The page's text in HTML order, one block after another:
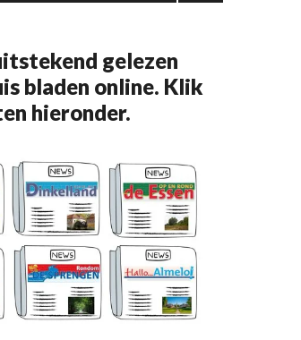
gelezen
bladen online. Klik
hieronder.